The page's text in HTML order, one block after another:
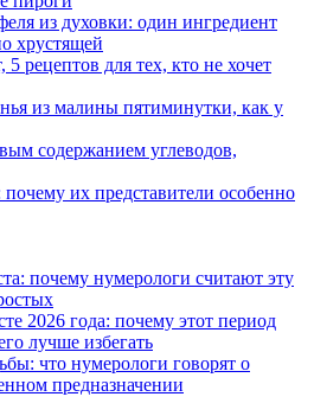
из духовки: один ингредиент
хрустящей
рецептов для тех, кто не хочет
из малины пятиминутки, как у
содержанием углеводов,
их представители особенно
почему нумерологи считают эту
2026 года: почему этот период
лучше избегать
что нумерологи говорят о
предназначении